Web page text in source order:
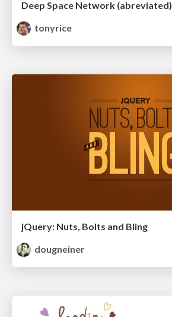
Deep Space Network (abreviated)
tonyrice
jQuery: Nuts, Bolts and Bling
dougneiner